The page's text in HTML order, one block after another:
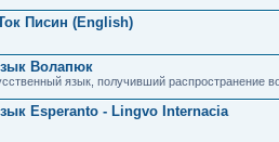
Писин (English)
Волапюк
язык, получивший распространение
Esperanto - Lingvo Internacia